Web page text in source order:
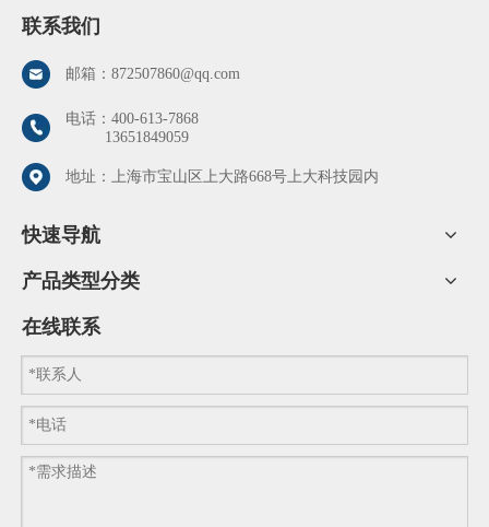
可以随意裁剪，因为它是有碳丝编织而成的。一般碳
联系我们
邮箱： 872507860@qq.com
电话： 400-613-7868
13651849059
地址：上海市宝山区上大路668号上大科技园内
快速导航
产品类型分类
在线联系